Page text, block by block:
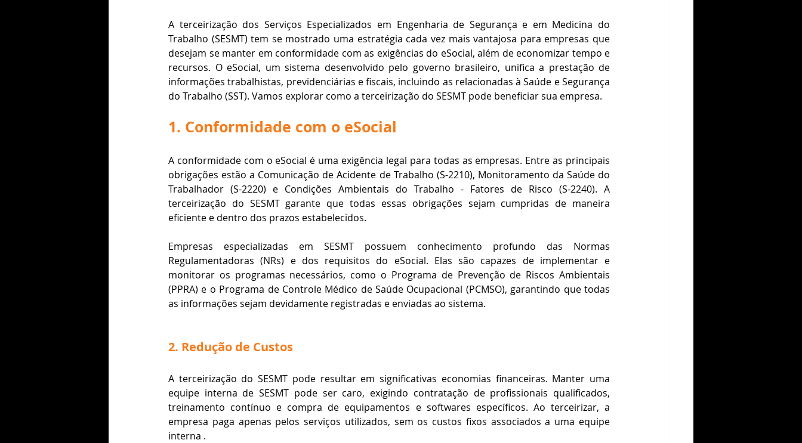
A terceirização dos Serviços Especializados em Engenharia de Segurança e em Medicina do
Trabalho (SESMT) tem se mostrado uma estratégia cada vez mais vantajosa para empresas que
desejam se manter em conformidade com as exigências do eSocial, além de economizar tempo e
recursos. O eSocial, um sistema desenvolvido pelo governo brasileiro, unifica a prestação de
informações trabalhistas, previdenciárias e fiscais, incluindo as relacionadas à Saúde e Segurança
do Trabalho (SST). Vamos explorar como a terceirização do SESMT pode beneficiar sua empresa.
1. Conformidade com o eSocial
A conformidade com o eSocial é uma exigência legal para todas as empresas. Entre as principais
obrigações estão a Comunicação de Acidente de Trabalho (S-2210), Monitoramento da Saúde do
Trabalhador (S-2220) e Condições Ambientais do Trabalho - Fatores de Risco (S-2240)​​. A
terceirização do SESMT garante que todas essas obrigações sejam cumpridas de maneira
eficiente e dentro dos prazos estabelecidos.
Empresas especializadas em SESMT possuem conhecimento profundo das Normas
Regulamentadoras (NRs) e dos requisitos do eSocial. Elas são capazes de implementar e
monitorar os programas necessários, como o Programa de Prevenção de Riscos Ambientais
(PPRA) e o Programa de Controle Médico de Saúde Ocupacional (PCMSO), garantindo que todas
as informações sejam devidamente registradas e enviadas ao sistema​​.
2. Redução de Custos
A terceirização do SESMT pode resultar em significativas economias financeiras. Manter uma
equipe interna de SESMT pode ser caro, exigindo contratação de profissionais qualificados,
treinamento contínuo e compra de equipamentos e softwares específicos. Ao terceirizar, a
empresa paga apenas pelos serviços utilizados, sem os custos fixos associados a uma equipe
interna​ ​.